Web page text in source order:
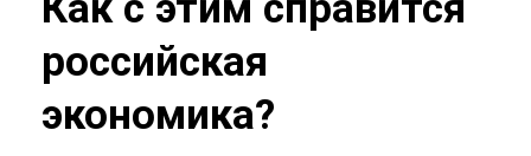
российская
экономика?